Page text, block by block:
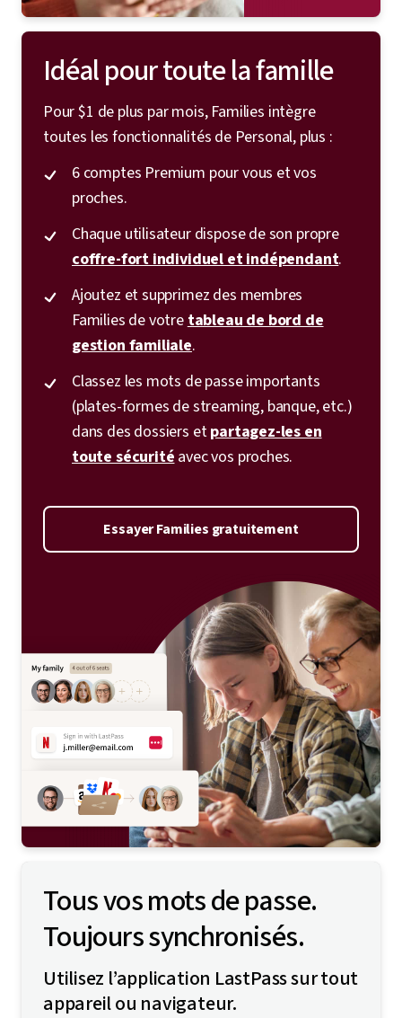
Idéal pour toute la famille
Pour $1 de plus par mois, Families intègre
toutes les fonctionnalités de Personal, plus :
6 comptes Premium pour vous et vos
proches.
Chaque utilisateur dispose de son propre
coffre-fort individuel et indépendant.
Ajoutez et supprimez des membres
Families de votretableau de bord de
gestion familiale.
Classez les mots de passe importants
(plates-formes de streaming, banque, etc.)
dans des dossiers etpartagez-les en
toute sécuritéavec vos proches.
Essayer Families gratuitement
Tous vos mots de passe.
Toujours synchronisés.
Utilisez l’application LastPass sur tout
appareil ou navigateur.